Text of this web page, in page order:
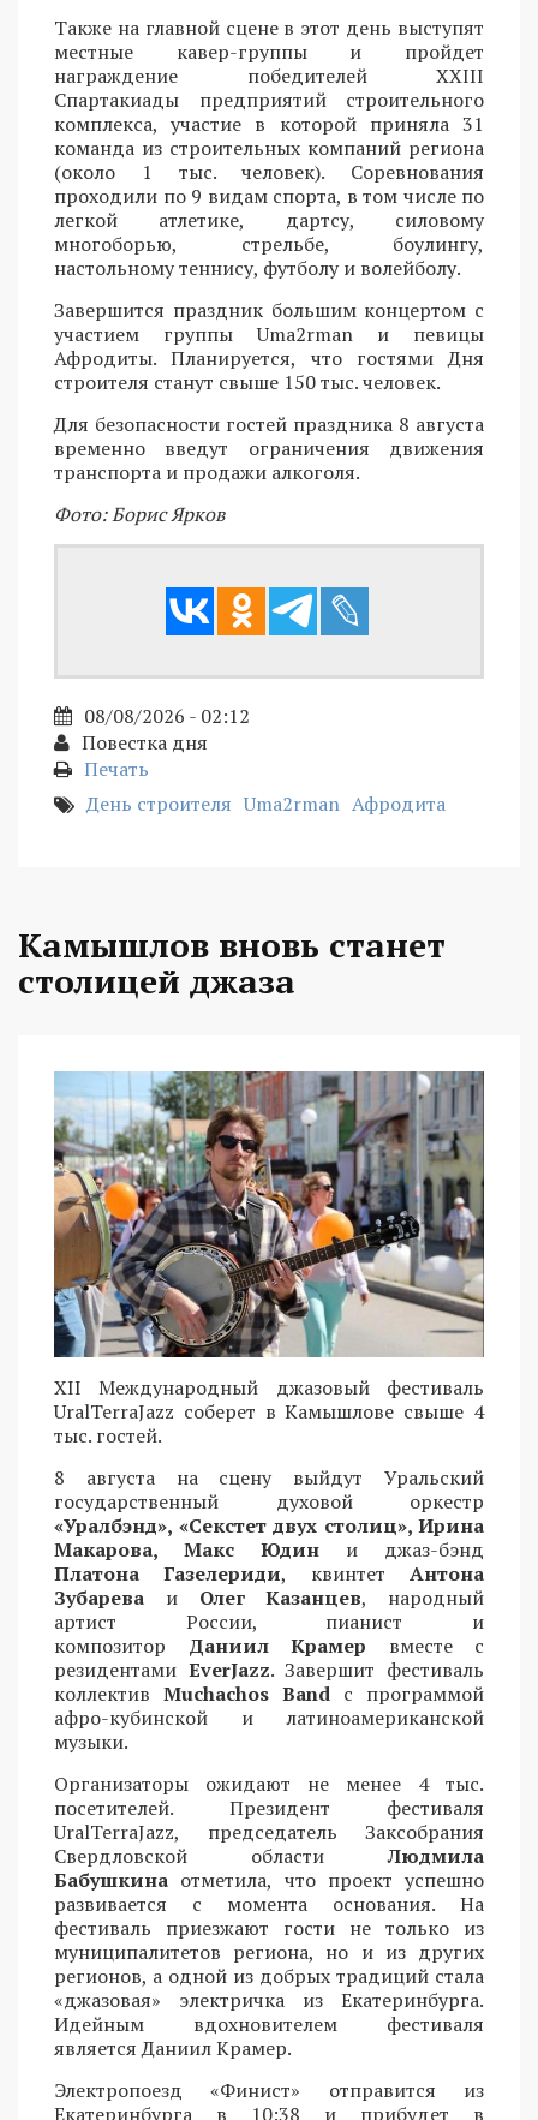
Также на главной сцене в этот день выступят
местные кавер-группы и пройдет
награждение победителей XXIII
Спартакиады предприятий строительного
комплекса, участие в которой приняла 31
команда из строительных компаний региона
(около 1 тыс. человек). Соревнования
проходили по 9 видам спорта, в том числе по
легкой атлетике, дартсу, силовому
многоборью, стрельбе, боулингу,
настольному теннису, футболу и волейболу.
Завершится праздник большим концертом с
участием группы Uma2rman и певицы
Афродиты. Планируется, что гостями Дня
строителя станут свыше 150 тыс. человек.
Для безопасности гостей праздника 8 августа
временно введут ограничения движения
транспорта и продажи алкоголя.
Фото: Борис Ярков
08/08/2026 - 02:12
Повестка дня
Печать
День строителя Uma2rman Афродита
Камышлов вновь станет
столицей джаза
XII Международный джазовый фестиваль
UralTerraJazz соберет в Камышлове свыше 4
тыс. гостей.
8 августа на сцену выйдут Уральский
государственный духовой оркестр
«Уралбэнд», «Секстет двух столиц», Ирина
Макарова, Макс Юдин и джаз-бэнд
Платона Газелериди, квинтетАнтона
Зубарева и Олег Казанцев, народный
артист России, пианист и
композитор Даниил Крамер вместе с
резидентами EverJazz. Завершит фестиваль
коллектив Muchachos Band с программой
афро-кубинской и латиноамериканской
музыки.
Организаторы ожидают не менее 4 тыс.
посетителей. Президент фестиваля
UralTerraJazz, председатель Заксобрания
Свердловской областиЛюдмила
Бабушкина отметила, что проект успешно
развивается с момента основания. На
фестиваль приезжают гости не только из
муниципалитетов региона, но и из других
регионов, а одной из добрых традиций стала
«джазовая» электричка из Екатеринбурга.
Идейным вдохновителем фестиваля
является Даниил Крамер.
Электропоезд «Финист» отправится из
Екатеринбурга в 10:38 и прибудет в